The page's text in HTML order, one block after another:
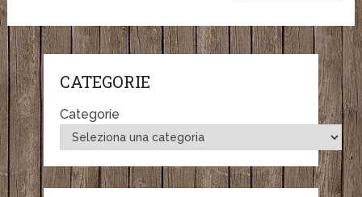
CATEGORIE
Categorie